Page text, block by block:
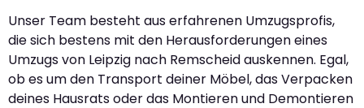
Unser Team besteht aus erfahrenen Umzugsprofis,
die sich bestens mit den Herausforderungen eines
Umzugs von Leipzig nach Remscheid auskennen. Egal,
ob es um den Transport deiner Möbel, das Verpacken
deines Hausrats oder das Montieren und Demontieren